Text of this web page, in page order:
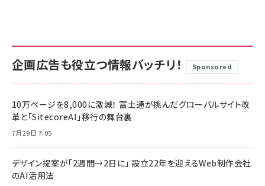
企画広告も役立つ情報バッチリ！ Sponsored
10万ページを8,000に激減！ 富士通が挑んだグローバルサイト改
革と「SitecoreAI」移行の舞台裏
7月29日 7:05
デザイン提案が「2週間→2日に」 設立22年を迎えるWeb制作会社
のAI活用法